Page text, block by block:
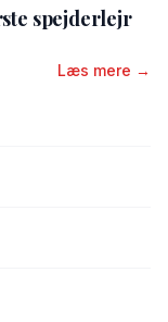
spejderlejr
Læs mere →